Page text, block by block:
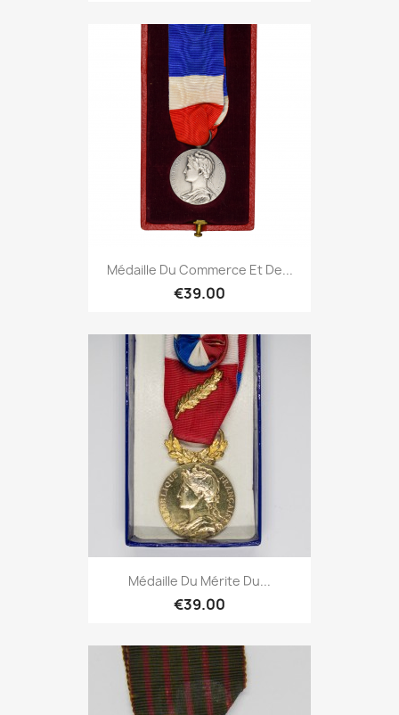
Médaille Du Commerce Et De...
€39.00
Médaille Du Mérite Du...
€39.00